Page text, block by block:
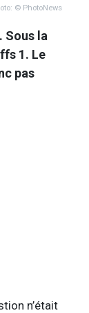
© PhotoNews
Sous la
1. Le
pas
n’était